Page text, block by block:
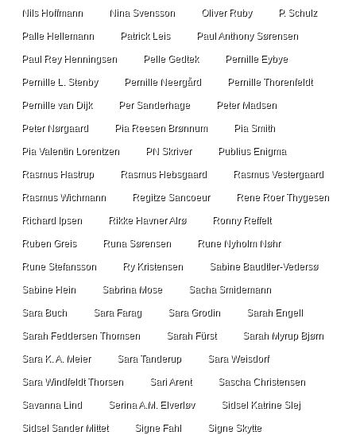
Nils Hoffmann Nina Svensson Oliver Ruby P. Schulz
Palle Hellemann Patrick Leis Paul Anthony Sørensen
Paul Rey Henningsen Pelle Gedtek Pernille Eybye
Pernille L. Stenby Pernille Neergård Pernille Thorenfeldt
Pernille van Dijk Per Sanderhage Peter Madsen
Peter Nørgaard Pia Reesen Brønnum Pia Smith
Pia Valentin Lorentzen PN Skriver Publius Enigma
Rasmus Hastrup Rasmus Hebsgaard Rasmus Vestergaard
Rasmus Wichmann Regitze Sancoeur Rene Roer Thygesen
Richard Ipsen Rikke Havner Alrø Ronny Reffelt
Ruben Greis Runa Sørensen Rune Nyholm Nøhr
Rune Stefansson Ry Kristensen Sabine Baudtler-Vedersø
Sabine Hein Sabrina Mose Sacha Smidemann
Sara Buch Sara Farag Sara Grodin Sarah Engell
Sarah Feddersen Thomsen Sarah Fürst Sarah Myrup Bjørn
Sara K. A. Meier Sara Tanderup Sara Weisdorf
Sara Windfeldt Thorsen Sari Arent Sascha Christensen
Savanna Lind Serina A.M. Elverløv Sidsel Katrine Slej
Sidsel Sander Mittet Signe Fahl Signe Skytte